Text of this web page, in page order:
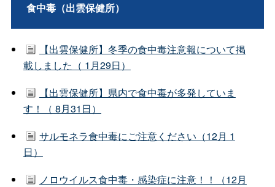
食中毒（出雲保健所）
【出雲保健所】冬季の食中毒注意報について掲
載しました（ 1月29日）
【出雲保健所】県内で食中毒が多発していま
す！（ 8月31日）
サルモネラ食中毒にご注意ください（12月 1
日）
ノロウイルス食中毒・感染症に注意！！（12月